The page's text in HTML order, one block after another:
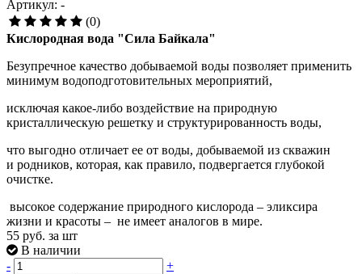
Артикул: -
(0)
Кислородная вода "Сила Байкала"
Безупречное качество добываемой воды позволяет применить
минимум водоподготовительных мероприятий,
исключая какое-либо воздействие на природную
кристаллическую решетку и структурированность воды,
что выгодно отличает ее от воды, добываемой из скважин
и родников, которая, как правило, подвергается глубокой
очистке.
высокое содержание природного кислорода – эликсира
жизни и красоты – не имеет аналогов в мире.
55 руб. за шт
В наличии
-
+